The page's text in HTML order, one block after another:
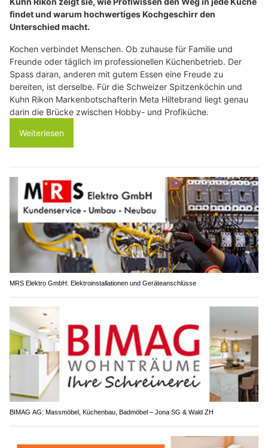
findet und warum hochwertiges Kochgeschirr den
Unterschied macht.
Kochen verbindet Menschen. Ob zuhause für Familie und
Freunde oder täglich im professionellen Küchenbetrieb. Der
Spass daran, anderen mit gutem Essen eine Freude zu
bereiten, ist derselbe. Für die Schweizer Spitzenköchin und
Kuhn Rikon Markenbotschafterin Meta Hiltebrand liegt genau
darin die Brücke zwischen Hobby- und Profiküche.
Weiterlesen
MRS Elektro GmbH: Elektroinstallationen und Geräteanschlüsse
BIMAG AG: Massmöbel, Küchenbau, Badmöbel – Jona SG & Wald ZH